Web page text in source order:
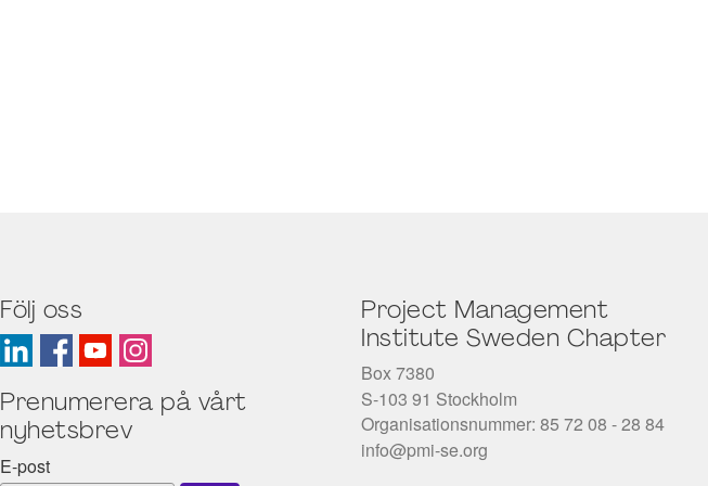
Följ oss
Prenumerera på vårt
nyhetsbrev
E-post
Project Management
Institute Sweden Chapter
Box 7380
S-103 91 Stockholm
Organisationsnummer: 85 72 08 - 28 84
info@pmi-se.org